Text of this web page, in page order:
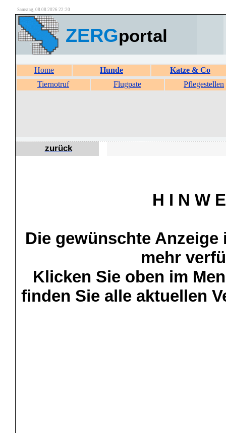
Samstag, 08.08.2026 22:20
ZERGportal
Home Hunde
Katze & Co
Tiernotruf
Flugpate Pflegestellen
zurück
H I N W
Die gewünschte
mehr
Klicken Sie oben im
finden Sie alle aktuellen